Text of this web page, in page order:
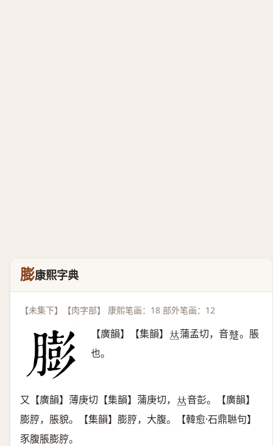
膨康熙字典
【未集下】【肉字部】 康熙笔画：18 部外笔画：12
【廣韻】【集韻】 𠀤蒲孟切，音𨆊 。脹
也。
又【廣韻】薄庚切【集韻】蒲庚切， 𠀤音彭。【廣韻】
膨脝，脹貌。【集韻】膨脝，大腹。【韓愈·石鼎聮句】
豕腹脹膨脝。